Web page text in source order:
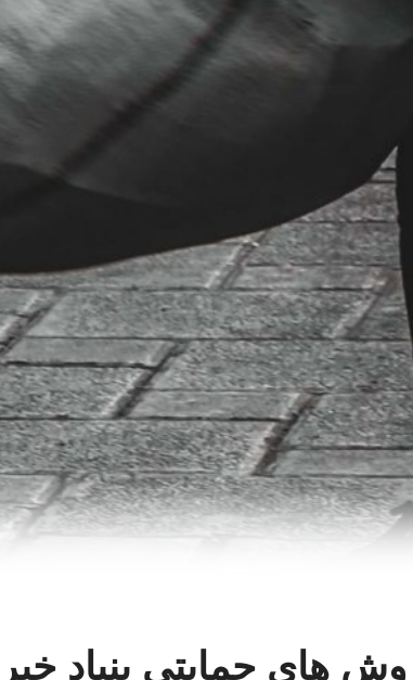
های حمایتی بنیاد